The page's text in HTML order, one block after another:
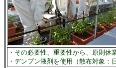
・その必要性、重要性から、原則休
・デンプン液剤を使用（散布対象